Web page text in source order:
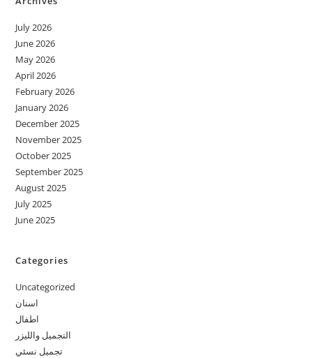
July 2026
June 2026
May 2026
April 2026
February 2026
January 2026
December 2025
November 2025
October 2025
September 2025
August 2025
July 2025
June 2025
Categories
Uncategorized
اسنان
اطفال
التجميل والليزر
تجميل نسئي